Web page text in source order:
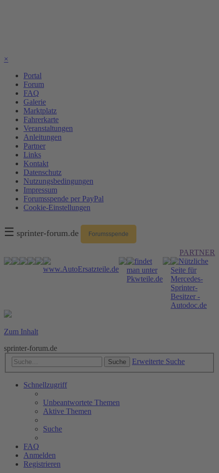
×
Portal
Forum
FAQ
Galerie
Marktplatz
Fahrerkarte
Veranstaltungen
Anleitungen
Partner
Links
Kontakt
Datenschutz
Nutzungsbedingungen
Impressum
Forumsspende per PayPal
Cookie-Einstellungen
☰ sprinter-forum.de Forumsspende
PARTNER
Zum Inhalt
sprinter-forum.de
Suche Erweiterte Suche
Schnellzugriff
Unbeantwortete Themen
Aktive Themen
Suche
FAQ
Anmelden
Registrieren